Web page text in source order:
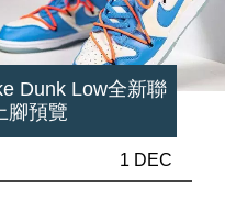
Dunk Low全新聯
腳預覽
1 DEC